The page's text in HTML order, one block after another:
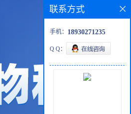
联系方式
手机： 18930271235
Q Q：